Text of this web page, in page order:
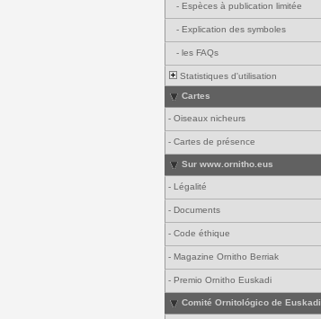
- Espèces à publication limitée
- Explication des symboles
- les FAQs
Statistiques d'utilisation
Cartes
- Oiseaux nicheurs
- Cartes de présence
Sur www.ornitho.eus
- Légalité
- Documents
- Code éthique
- Magazine Ornitho Berriak
- Premio Ornitho Euskadi
Comité Ornitológico de Euskadi